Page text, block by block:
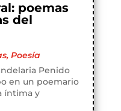
poemas
del
, Poesía
Penido
en un poemario
íntima y